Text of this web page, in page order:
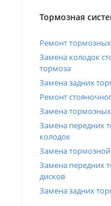
Тормозная
Ремонт
Замена колодок
тормоза
Замена задних
Ремонт
Замена
Замена передних
колодок
Замена
Замена передних
дисков
Замена задних